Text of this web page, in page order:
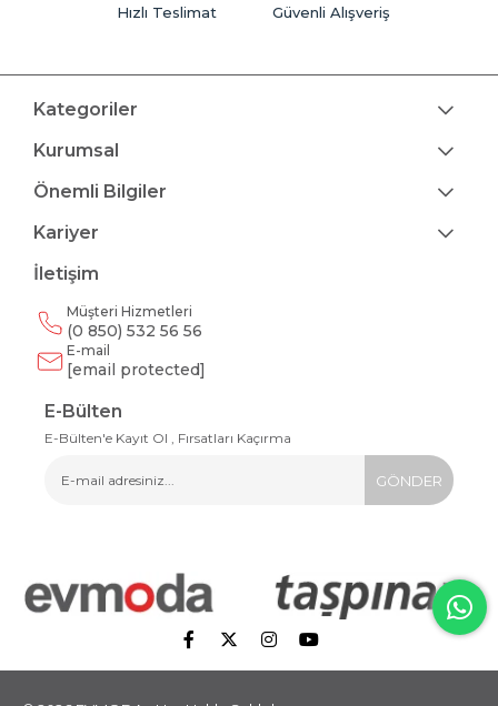
Hızlı Teslimat Güvenli Alışveriş
Kategoriler
Kurumsal
Önemli Bilgiler
Kariyer
İletişim
Müşteri Hizmetleri
(0 850) 532 56 56
E-mail
[email protected]
E-Bülten
E-Bülten'e Kayıt Ol , Fırsatları Kaçırma
GÖNDER